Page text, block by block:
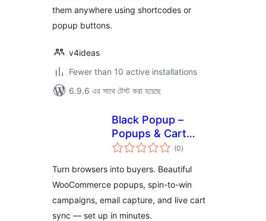
them anywhere using shortcodes or
popup buttons.
v4ideas
Fewer than 10 active installations
6.9.6 এর সাথে টেস্ট করা হয়েছে
Black Popup –
Popups & Cart
Sync
(0total
ratings
)
Turn browsers into buyers. Beautiful
WooCommerce popups, spin-to-win
campaigns, email capture, and live cart
sync — set up in minutes.